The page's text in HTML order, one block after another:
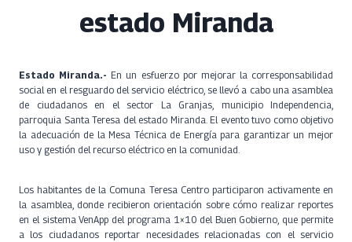
estado Miranda
Estado Miranda.- En un esfuerzo por mejorar la corresponsabilidad
social en el resguardo del servicio eléctrico, se llevó a cabo una asamblea
de ciudadanos en el sector La Granjas, municipio Independencia,
parroquia Santa Teresa del estado Miranda. El evento tuvo como objetivo
la adecuación de la Mesa Técnica de Energía para garantizar un mejor
uso y gestión del recurso eléctrico en la comunidad.
Los habitantes de la Comuna Teresa Centro participaron activamente en
la asamblea, donde recibieron orientación sobre cómo realizar reportes
en el sistema VenApp del programa 1×10 del Buen Gobierno, que permite
a los ciudadanos reportar necesidades relacionadas con el servicio